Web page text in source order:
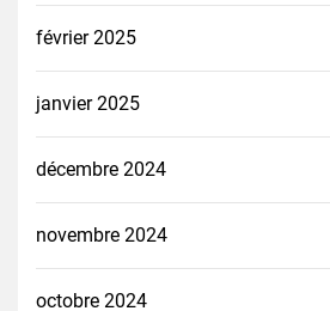
février 2025
janvier 2025
décembre 2024
novembre 2024
octobre 2024